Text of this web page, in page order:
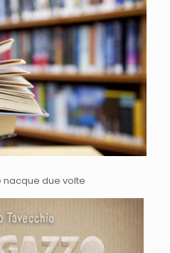
nacque due volte